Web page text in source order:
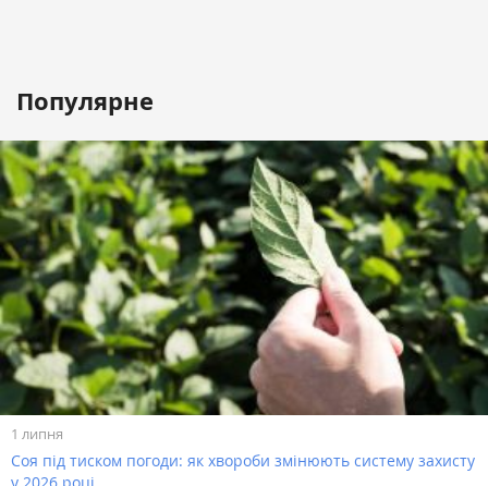
Популярне
1 липня
Соя під тиском погоди: як хвороби змінюють систему захисту